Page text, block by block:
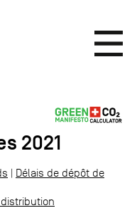
2021
| Délais de dépôt de